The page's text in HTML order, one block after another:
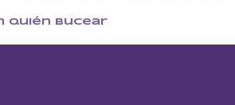
quién bucear